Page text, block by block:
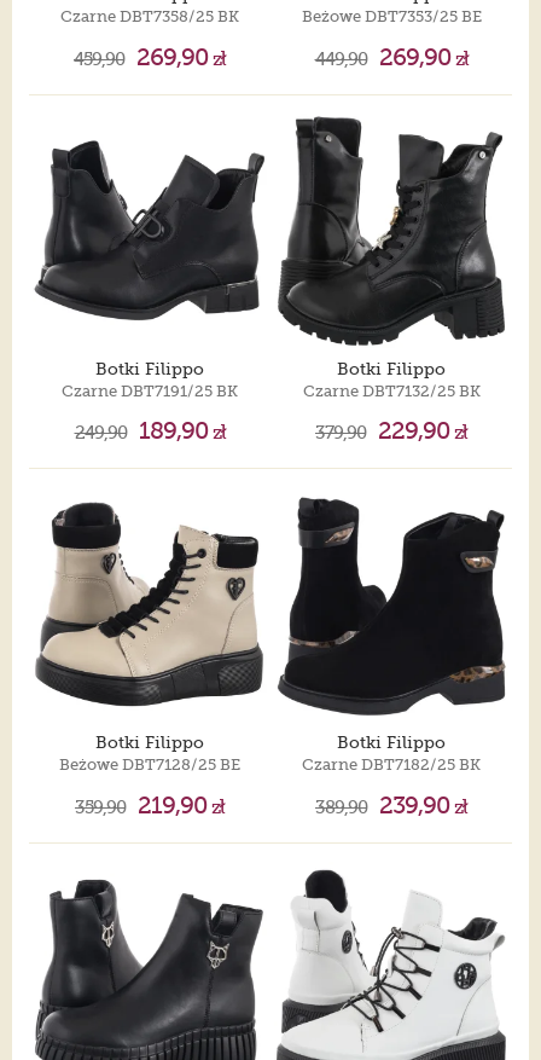
Czarne DBT7358/25 BK
459,90 269,90zł
Beżowe DBT7353/25 BE
449,90 269,90zł
Botki Filippo
Czarne DBT7191/25 BK
249,90 189,90zł
Botki Filippo
Czarne DBT7132/25 BK
379,90 229,90zł
Botki Filippo
Beżowe DBT7128/25 BE
359,90 219,90zł
Botki Filippo
Czarne DBT7182/25 BK
389,90 239,90zł